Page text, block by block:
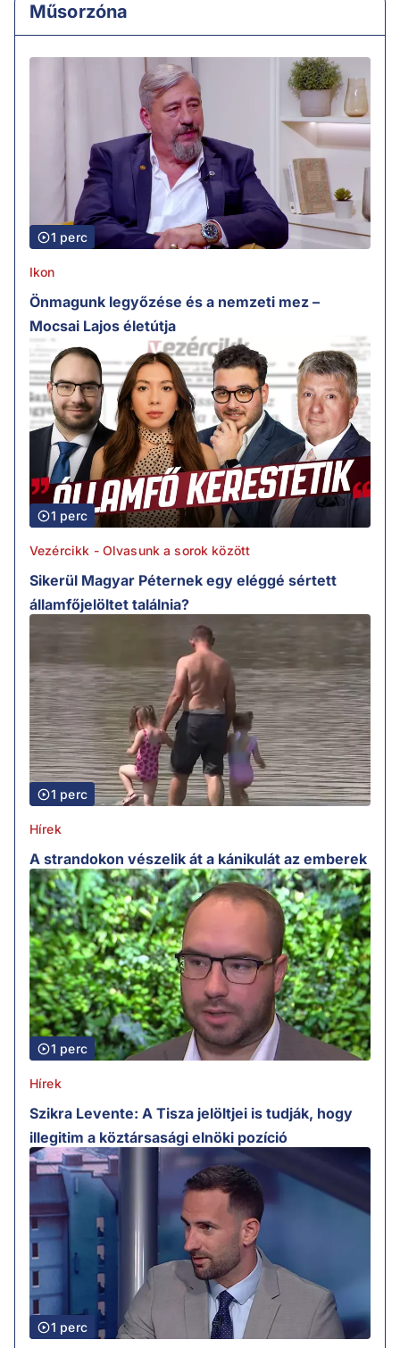
Műsorzóna
1 perc
Ikon
Önmagunk legyőzése és a nemzeti mez –
Mocsai Lajos életútja
1 perc
Vezércikk - Olvasunk a sorok között
Sikerül Magyar Péternek egy eléggé sértett
államfőjelöltet találnia?
1 perc
Hírek
A strandokon vészelik át a kánikulát az emberek
1 perc
Hírek
Szikra Levente: A Tisza jelöltjei is tudják, hogy
illegitim a köztársasági elnöki pozíció
1 perc